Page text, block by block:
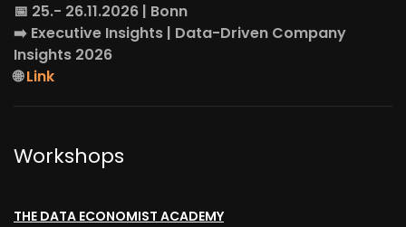
📅 25.- 26.11.2026 | Bonn
➡️ Executive Insights | Data-Driven Company
Insights 2026
🌐Link
Workshops
THE DATA ECONOMIST ACADEMY